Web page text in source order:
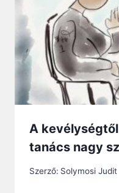
A
tanács nagy
Szerző: Solymosi Judit